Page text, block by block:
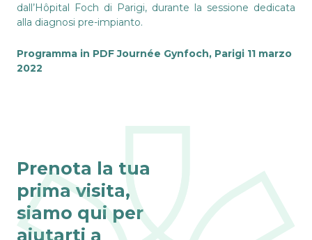
dall’Hôpital Foch di Parigi, durante la sessione dedicata
alla diagnosi pre-impianto.
Programma in PDFJournée Gynfoch, Parigi 11 marzo
2022
Prenota la tua
prima visita,
siamo qui per
aiutarti a